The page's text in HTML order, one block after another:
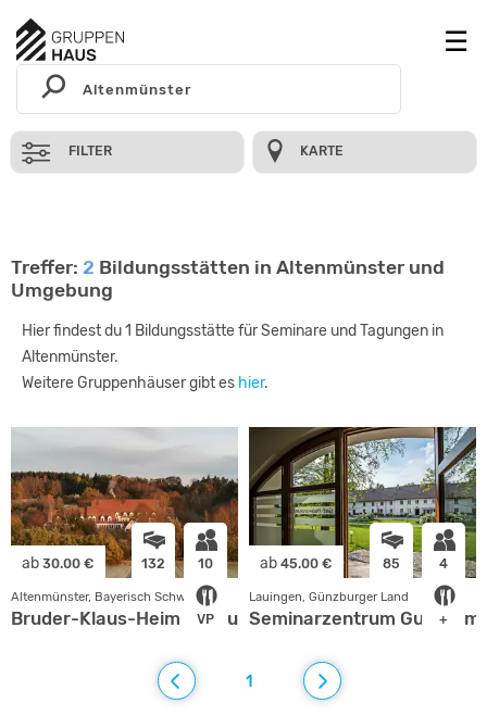
FILTER KARTE
Treffer: 2 Bildungsstätten in Altenmünster und
Umgebung
Hier findest du 1 Bildungsstätte für Seminare und Tagungen in
Altenmünster.
Weitere Gruppenhäuser gibt es hier.
ab 30.00 € 132 10
VP
Altenmünster, Bayerisch Schwaben
Bruder-Klaus-Heim Violau
ab 45.00 € 85 4
+
Lauingen, Günzburger Land
Seminarzentrum Gut
1